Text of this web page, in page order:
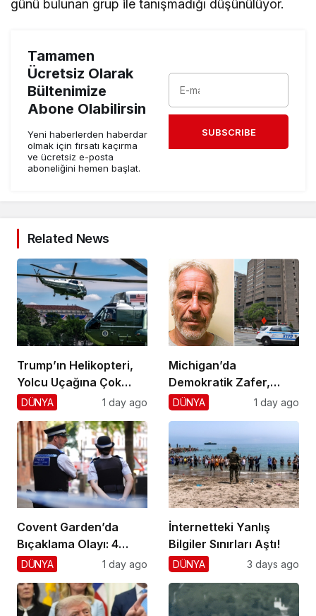
günü bulunan grup ile tanışmadığı düşünülüyor.
Tamamen
Ücretsiz Olarak
Bültenimize
Abone Olabilirsin
Yeni haberlerden haberdar
olmak için fırsatı kaçırma
ve ücretsiz e-posta
aboneliğini hemen başlat.
SUBSCRIBE
Related News
Trump’ın Helikopteri,
Yolcu Uçağına Çok
Yaklaştı!
DÜNYA 1 day ago
Michigan’da
Demokratik Zafer,
Cumhuriyetçilere
DÜNYA 1 day ago
Covent Garden’da
Bıçaklama Olayı: 4
Yaralı, 1 Gözaltı
DÜNYA 1 day ago
İnternetteki Yanlış
Bilgiler Sınırları Aştı!
DÜNYA 3 days ago